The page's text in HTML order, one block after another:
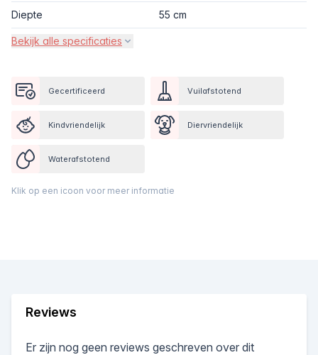
Diepte 55 cm
Bekijk alle specificaties
Gecertificeerd Vuilafstotend
Kindvriendelijk Diervriendelijk
Waterafstotend
Klik op een icoon voor meer informatie
Reviews
Er zijn nog geen reviews geschreven over dit